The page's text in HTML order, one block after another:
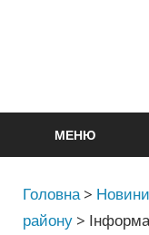
МЕНЮ
Головна >
району >